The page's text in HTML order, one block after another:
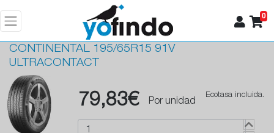
0
CONTINENTAL 195/65R15 91V
ULTRACONTACT
79,83€ Por unidad
Ecotasa incluida.